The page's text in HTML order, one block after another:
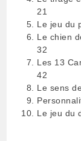
21
Le jeu
Le
32
Les 13
42
Le sens
Le jeu